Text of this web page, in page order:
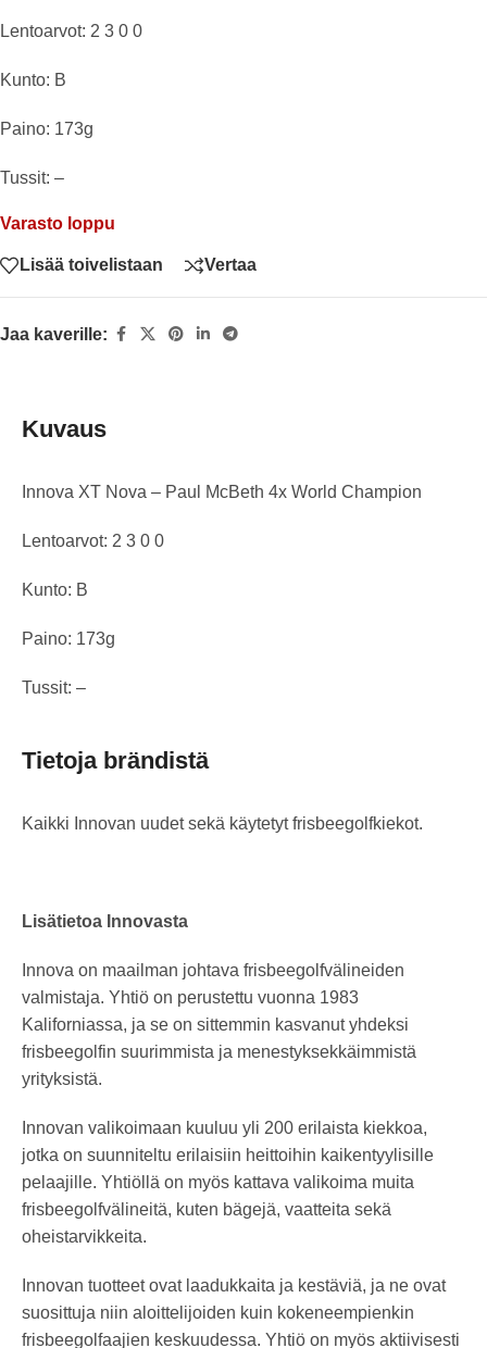
Lentoarvot: 2 3 0 0
Kunto: B
Paino: 173g
Tussit: –
Varasto loppu
Lisää toivelistaan Vertaa
Jaa kaverille:
Kuvaus
Innova XT Nova – Paul McBeth 4x World Champion
Lentoarvot: 2 3 0 0
Kunto: B
Paino: 173g
Tussit: –
Tietoja brändistä
Kaikki Innovan uudet sekä käytetyt frisbeegolfkiekot.
Lisätietoa Innovasta
Innova on maailman johtava frisbeegolfvälineiden
valmistaja. Yhtiö on perustettu vuonna 1983
Kaliforniassa, ja se on sittemmin kasvanut yhdeksi
frisbeegolfin suurimmista ja menestyksekkäimmistä
yrityksistä.
Innovan valikoimaan kuuluu yli 200 erilaista kiekkoa,
jotka on suunniteltu erilaisiin heittoihin kaikentyylisille
pelaajille. Yhtiöllä on myös kattava valikoima muita
frisbeegolfvälineitä, kuten bägejä, vaatteita sekä
oheistarvikkeita.
Innovan tuotteet ovat laadukkaita ja kestäviä, ja ne ovat
suosittuja niin aloittelijoiden kuin kokeneempienkin
frisbeegolfaajien keskuudessa. Yhtiö on myös aktiivisesti